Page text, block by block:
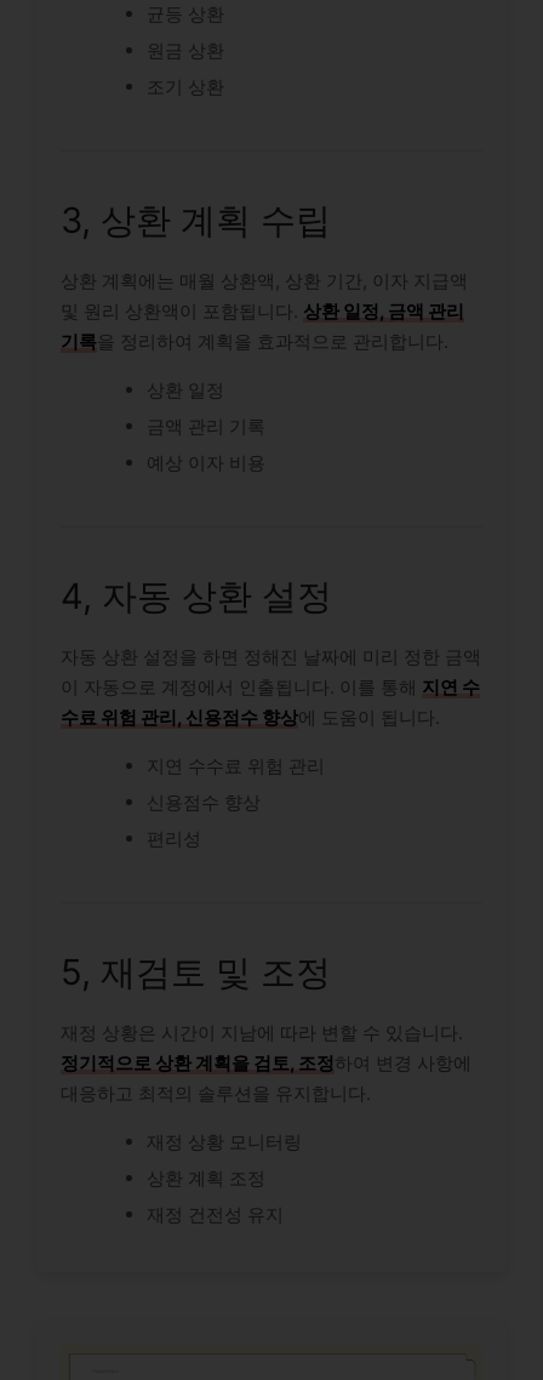
균등 상환
원금 상환
조기 상환
3, 상환 계획 수립
상환 계획에는 매월 상환액, 상환 기간, 이자 지급액
및 원리 상환액이 포함됩니다. 상환 일정, 금액 관리
기록을 정리하여 계획을 효과적으로 관리합니다.
상환 일정
금액 관리 기록
예상 이자 비용
4, 자동 상환 설정
자동 상환 설정을 하면 정해진 날짜에 미리 정한 금액
이 자동으로 계정에서 인출됩니다. 이를 통해 지연 수
수료 위험 관리, 신용점수 향상에 도움이 됩니다.
지연 수수료 위험 관리
신용점수 향상
편리성
5, 재검토 및 조정
재정 상황은 시간이 지남에 따라 변할 수 있습니다.
정기적으로 상환 계획을 검토, 조정하여 변경 사항에
대응하고 최적의 솔루션을 유지합니다.
재정 상황 모니터링
상환 계획 조정
재정 건전성 유지